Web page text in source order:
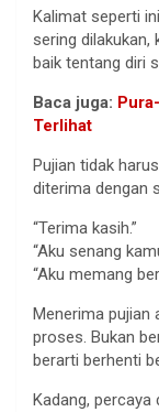
Kalimat seperti
sering
baik tentang diri
Baca juga:
Terlihat
Pujian tidak
diterima dengan
“Terima kasih.”
“Aku senang
“Aku memang
Menerima pujian
proses. Bukan
berarti berhenti
Kadang, percaya